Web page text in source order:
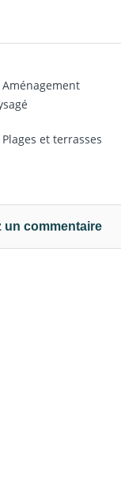
Aménagement
Plages et terrasses
un commentaire